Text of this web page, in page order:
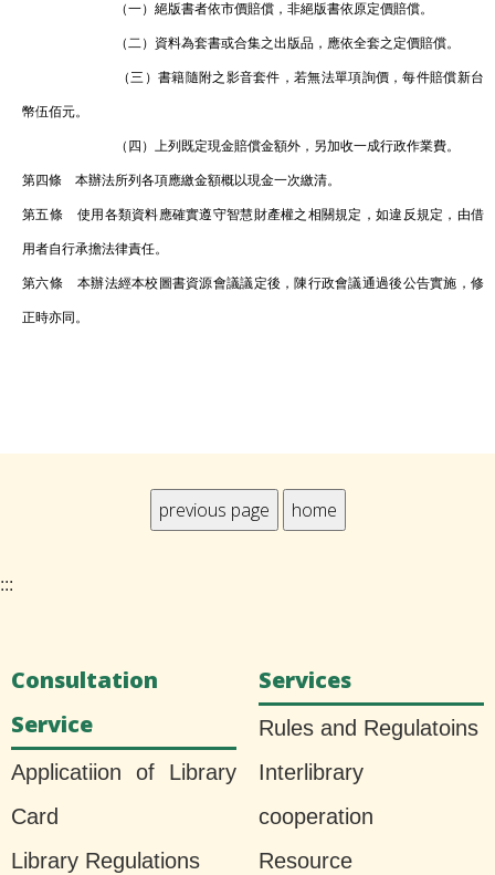
（一）絕版書者依市價賠償，非絕版書依原定價賠償。
（二）資料為套書或合集之出版品，應依全套之定價賠償。
（三）書籍隨附之影音套件，若無法單項詢價，每件賠償新台
幣伍佰元。
（四）上列既定現金賠償金額外，另加收一成行政作業費。
第四條 本辦法所列各項應繳金額概以現金一次繳清。
第五條 使用各類資料應確實遵守智慧財產權之相關規定，如違反規定，由借
用者自行承擔法律責任。
第六條 本辦法經本校圖書資源會議議定後，陳行政會議通過後公告實施，修
正時亦同。
:::
Consultation
Service
Applicatiion of Library
Card
Library Regulations
Services
Rules and Regulatoins
Interlibrary
cooperation
Resource